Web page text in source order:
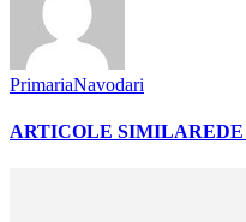
PrimariaNavodari
ARTICOLE SIMILARE